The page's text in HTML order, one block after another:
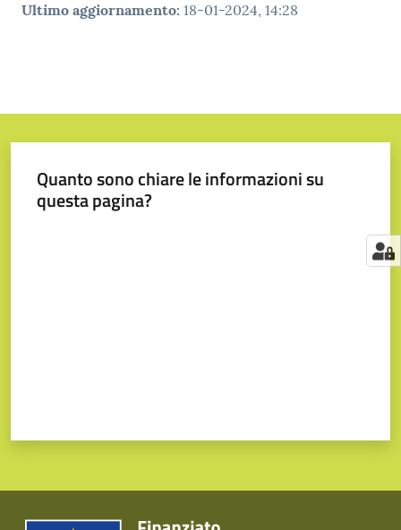
Ultimo aggiornamento: 18-01-2024, 14:28
Quanto sono chiare le informazioni su
questa pagina?